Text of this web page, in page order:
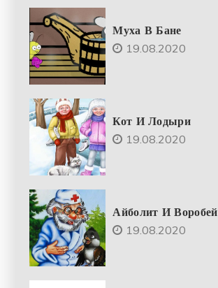
Муха В Бане
19.08.2020
Кот И Лодыри
19.08.2020
Айболит И Воробей
19.08.2020